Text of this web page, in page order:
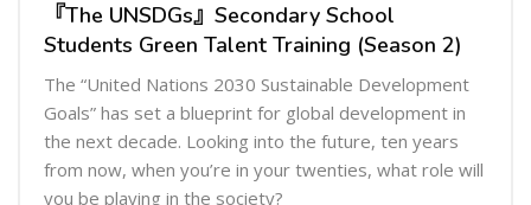
『The UNSDGs』Secondary School
Students Green Talent Training (Season 2)
The “United Nations 2030 Sustainable Development
Goals” has set a blueprint for global development in
the next decade. Looking into the future, ten years
from now, when you’re in your twenties, what role will
you be playing in the society?